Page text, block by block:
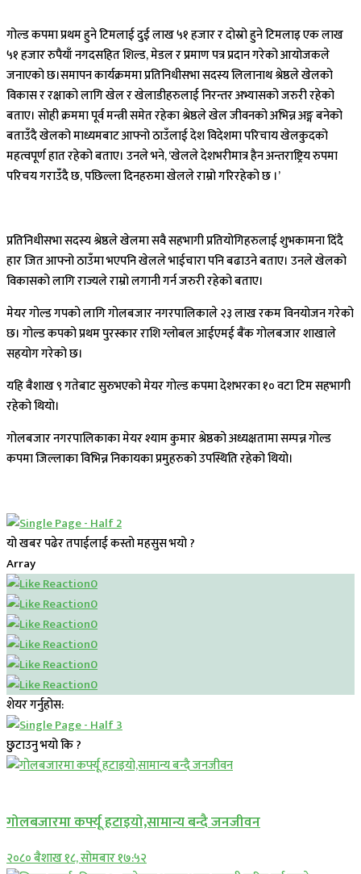
गोल्ड कपमा प्रथम हुने टिमलाई दुई लाख ५१ हजार र दोस्रो हुने टिमलाइ एक लाख
५१ हजार रुपैयाँ नगदसहित शिल्ड, मेडल र प्रमाण पत्र प्रदान गरेको आयोजकले
जनाएको छ।समापन कार्यक्रममा प्रतिनिधीसभा सदस्य लिलानाथ श्रेष्ठले खेलको
विकास र रक्षाको लागि खेल र खेलाडीहरुलाई निरन्तर अभ्यासको जरुरी रहेको
बताए। सोही क्रममा पूर्व मन्त्री समेत रहेका श्रेष्ठले खेल जीवनको अभिन्न अङ्ग बनेको
बताउँदै खेलको माध्यमबाट आफ्नो ठाउँलाई देश विदेशमा परिचाय खेलकुदको
महत्वपूर्ण हात रहेको बताए। उनले भने, ‘खेलले देशभरीमात्र हैन अन्तराष्ट्रिय रुपमा
परिचय गराउँदै छ, पछिल्ला दिनहरुमा खेलले राम्रो गरिरहेको छ ।’
प्रतिनिधीसभा सदस्य श्रेष्ठले खेलमा सवै सहभागी प्रतियोगिहरुलाई शुभकामना दिंदै
हार जित आफ्नो ठाउँमा भएपनि खेलले भाईचारा पनि बढाउने बताए। उनले खेलको
विकासको लागि राज्यले राम्रो लगानी गर्न जरुरी रहेको बताए।
मेयर गोल्ड गपको लागि गोलबजार नगरपालिकाले २३ लाख रकम विनयोजन गरेको
छ। गोल्ड कपको प्रथम पुरस्कार राशि ग्लोबल आईएमई बैंक गोलबजार शाखाले
सहयोग गरेको छ।
यहि बैशाख ९ गतेबाट सुरुभएको मेयर गोल्ड कपमा देशभरका १० वटा टिम सहभागी
रहेको थियो।
गोलबजार नगरपालिकाका मेयर श्याम कुमार श्रेष्ठको अध्यक्षतामा सम्पन्न गोल्ड
कपमा जिल्लाका विभिन्न निकायका प्रमुहरुको उपस्थिति रहेको थियो।
यो खबर पढेर तपाईलाई कस्तो महसुस भयो ?
Array
0
0
0
0
0
0
शेयर गर्नुहोस:
छुटाउनु भयो कि ?
गोलबजारमा कर्फ्यू हटाइयो,सामान्य बन्दै जनजीवन
२०८० बैशाख १८, सोमबार १७:५२